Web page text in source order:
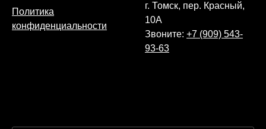
Политика
конфиденциальности
г. Томск, пер. Красный,
10А
Звоните: +7 (909) 543-
93-63